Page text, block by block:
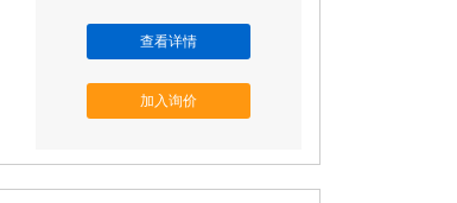
查看详情
加入询价